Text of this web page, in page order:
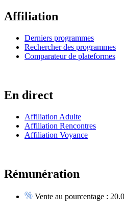
Affiliation
Derniers programmes
Rechercher des programmes
Comparateur de plateformes
En direct
Affiliation Adulte
Affiliation Rencontres
Affiliation Voyance
Rémunération
Vente au pourcentage :